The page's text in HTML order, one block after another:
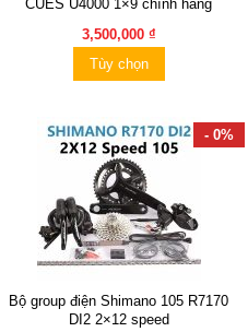
CUES U4000 1×9 chính hãng
3,500,000 ₫
Tùy chọn
- 0%
Bộ group điện Shimano 105 R7170
DI2 2×12 speed